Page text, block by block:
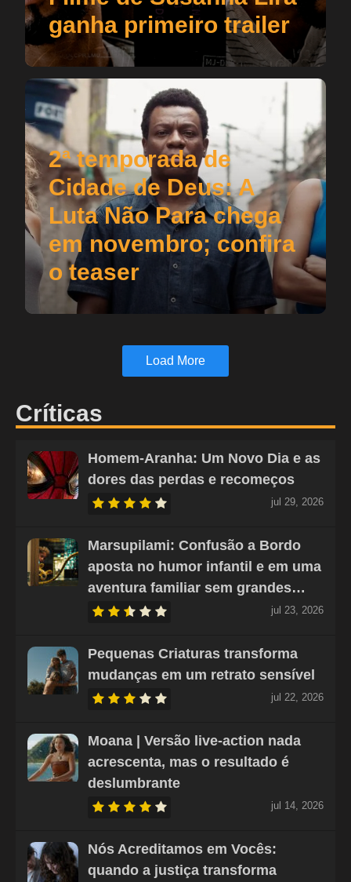
ganha primeiro trailer
2ª temporada de
Cidade de Deus: A
Luta Não Para chega
em novembro; confira
o teaser
Load More
Críticas
Homem-Aranha: Um Novo Dia e as
dores das perdas e recomeços
jul 29, 2026
Marsupilami: Confusão a Bordo
aposta no humor infantil e em uma
aventura familiar sem grandes…
jul 23, 2026
Pequenas Criaturas transforma
mudanças em um retrato sensível
jul 22, 2026
Moana | Versão live-action nada
acrescenta, mas o resultado é
deslumbrante
jul 14, 2026
Nós Acreditamos em Vocês:
quando a justiça transforma